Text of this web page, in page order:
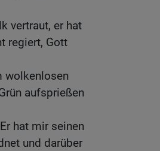
vertraut, er hat
regiert, Gott
wolkenlosen
aufsprießen
hat mir seinen
und darüber